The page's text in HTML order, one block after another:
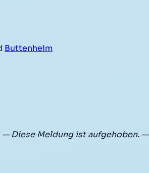
Buttenheim
— Diese Meldung ist aufgehoben. —